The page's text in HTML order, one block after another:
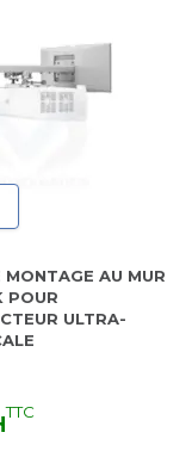
AU MUR
POUR
ULTRA-
TTC